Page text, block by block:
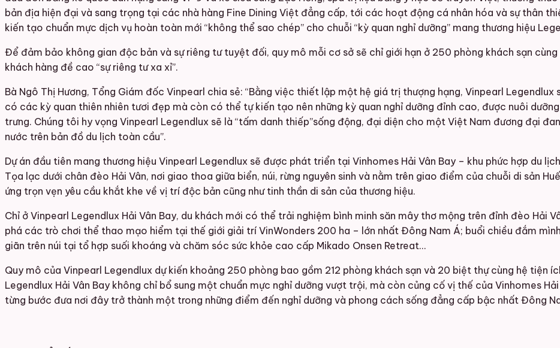
bản địa hiện đại và sang trọng tại các nhà hàng Fine Dining Việt đẳng cấp, tới các hoạt động cá nhân hóa và sự thân
kiến tạo chuẩn mực dịch vụ hoàn toàn mới “không thể sao chép” cho chuỗi “kỳ quan nghỉ dưỡng” mang thương hiệu
Để đảm bảo không gian độc bản và sự riêng tư tuyệt đối, quy mô mỗi cơ sở sẽ chỉ giới hạn ở 250 phòng khách sạn
khách hàng đề cao “sự riêng tư xa xỉ”.
Bà Ngô Thị Hương, Tổng Giám đốc Vinpearl chia sẻ: “Bằng việc thiết lập một hệ giá trị thượng hạng, Vinpearl
có các kỳ quan thiên nhiên tươi đẹp mà còn có thể tự kiến tạo nên những kỳ quan nghỉ dưỡng đỉnh cao, được nuôi
trưng. Chúng tôi hy vọng Vinpearl Legendlux sẽ là “tấm danh thiếp”sống động, đại diện cho một Việt Nam đương đại
nước trên bản đồ du lịch toàn cầu”.
Dự án đầu tiên mang thương hiệu Vinpearl Legendlux sẽ được phát triển tại Vinhomes Hải Vân Bay – khu phức hợp du
Tọa lạc dưới chân đèo Hải Vân, nơi giao thoa giữa biển, núi, rừng nguyên sinh và nằm trên giao điểm của chuỗi di sản
ứng trọn vẹn yêu cầu khắt khe về vị trí độc bản cũng như tinh thần di sản của thương hiệu.
Chỉ ở Vinpearl Legendlux Hải Vân Bay, du khách mới có thể trải nghiệm bình minh săn mây thơ mộng trên đỉnh đèo Hải
phá các trò chơi thể thao mạo hiểm tại thế giới giải trí VinWonders 200 ha – lớn nhất Đông Nam Á; buổi chiều đắm
giãn trên núi tại tổ hợp suối khoáng và chăm sóc sức khỏe cao cấp Mikado Onsen Retreat…
Quy mô của Vinpearl Legendlux dự kiến khoảng 250 phòng bao gồm 212 phòng khách sạn và 20 biệt thự cùng hệ tiện
Legendlux Hải Vân Bay không chỉ bổ sung một chuẩn mực nghỉ dưỡng vượt trội, mà còn củng cố vị thế của Vinhomes
từng bước đưa nơi đây trở thành một trong những điểm đến nghỉ dưỡng và phong cách sống đẳng cấp bậc nhất Đông